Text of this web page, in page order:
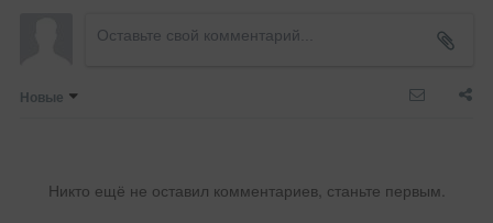
Новые
Никто ещё не оставил комментариев, станьте первым.